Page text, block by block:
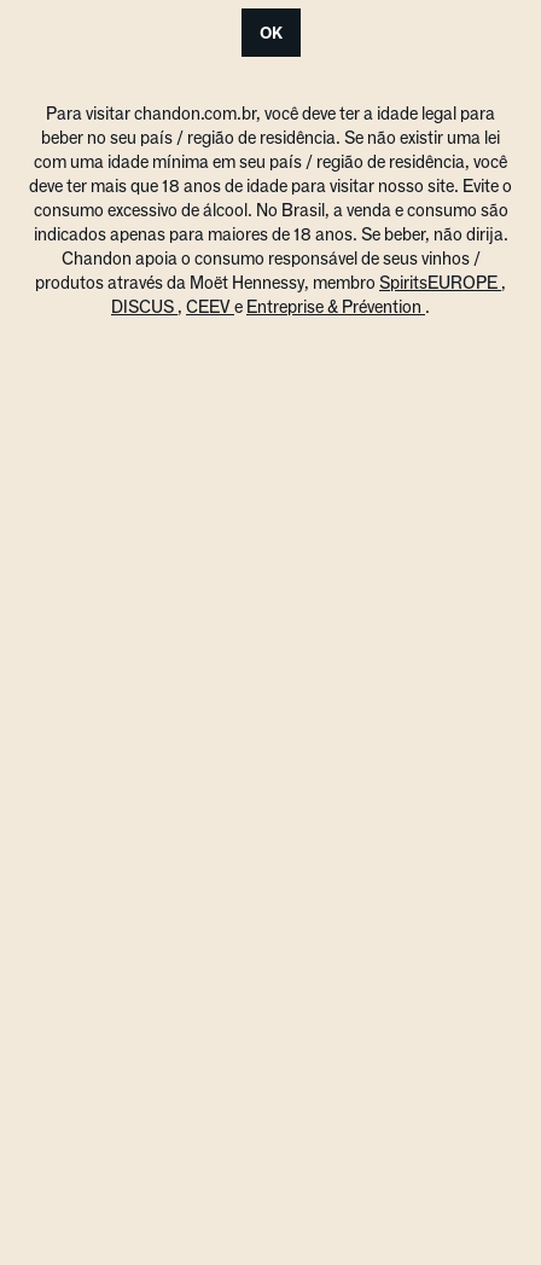
OK
Para visitar chandon.com.br, você deve ter a idade legal para
beber no seu país / região de residência. Se não existir uma lei
com uma idade mínima em seu país / região de residência, você
deve ter mais que 18 anos de idade para visitar nosso site. Evite o
consumo excessivo de álcool. No Brasil, a venda e consumo são
indicados apenas para maiores de 18 anos. Se beber, não dirija.
Chandon apoia o consumo responsável de seus vinhos /
produtos através da Moët Hennessy, membro SpiritsEUROPE ,
DISCUS , CEEVe Entreprise & Prévention .